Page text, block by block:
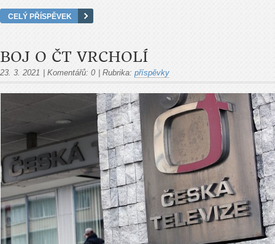
CELÝ PŘÍSPĚVEK
BOJ O ČT VRCHOLÍ
23. 3. 2021 | Komentářů: 0 | Rubrika: příspěvky